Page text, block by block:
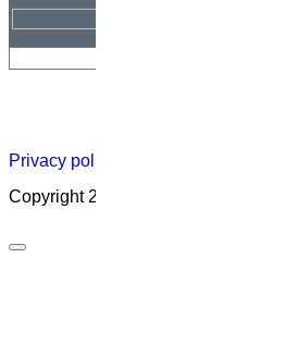
Privacy policy
Copyright 2026 ©